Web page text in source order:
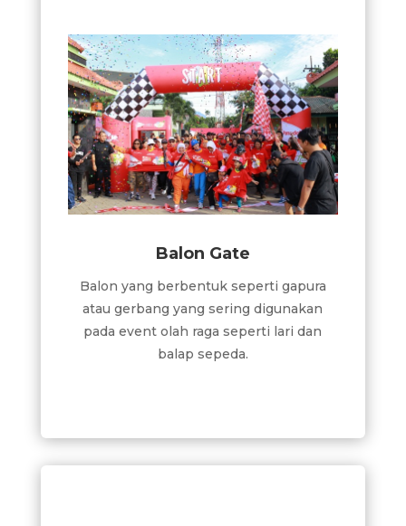
Balon Gate
Balon yang berbentuk seperti gapura
atau gerbang yang sering digunakan
pada event olah raga seperti lari dan
balap sepeda.